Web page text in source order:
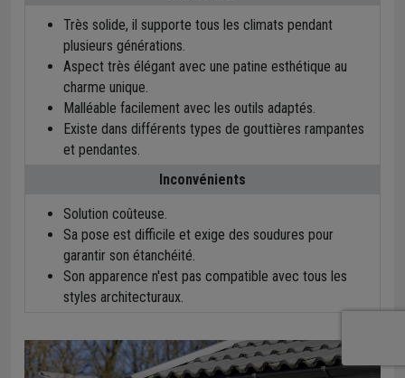
Très solide, il supporte tous les climats pendant
plusieurs générations.
Aspect très élégant avec une patine esthétique au
charme unique.
Malléable facilement avec les outils adaptés.
Existe dans différents types de gouttières rampantes
et pendantes.
Inconvénients
Solution coûteuse.
Sa pose est difficile et exige des soudures pour
garantir son étanchéité.
Son apparence n'est pas compatible avec tous les
styles architecturaux.